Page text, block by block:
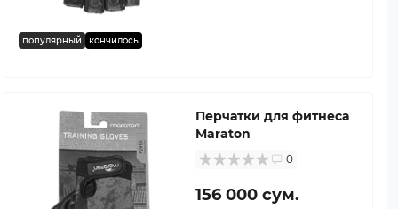
популярный кончилось
Перчатки для фитнеса
Maraton
0
156 000 сум.